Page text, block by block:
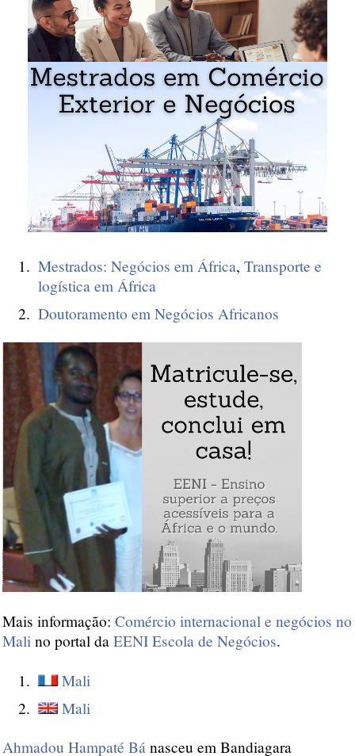
Mestrados: Negócios em África, Transporte e
logística em África
Doutoramento em Negócios Africanos
Mais informação: Comércio internacional e negócios no
Mali no portal da EENI Escola de Negócios.
Mali
Mali
Ahmadou Hampaté Bá nasceu em Bandiagara